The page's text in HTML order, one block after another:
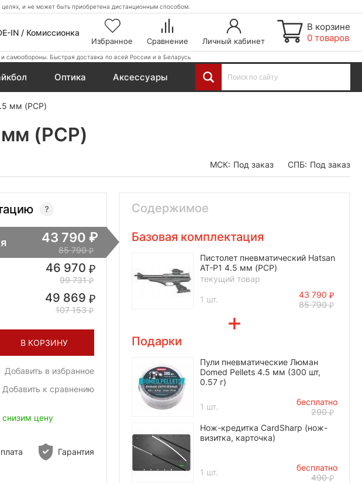
и не может быть приобретена дистанционным способом.
IN / Комиссионка
Избранное Сравнение Личный кабинет
В корзине
0 товаров
самообороны. Быстрая доставка по всей России и в Беларусь
Оптика Аксессуары
мм (PCP)
(PCP)
МСК: Под заказ СПБ: Под заказ
43 790
85 790
46 970
99 731
49 869
107 153
В КОРЗИНУ
Добавить в избранное
Добавить к сравнению
цену
Гарантия
Содержимое
Базовая комплектация
Пистолет пневматический Hatsan
AT-P1 4.5 мм (PCP)
текущий товар
1 шт.
43 790
85 790
Подарки
Пули пневматические Люман
Domed Pellets 4.5 мм (300 шт,
0.57 г)
1 шт.
бесплатно
290
Нож-кредитка CardSharp (нож-
визитка, карточка)
1 шт.
бесплатно
490